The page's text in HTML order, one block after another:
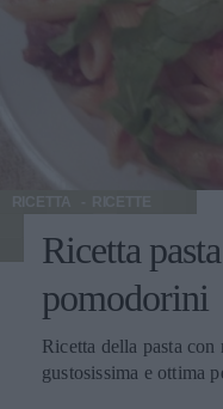
RICETTA
Ricetta
pomodorini
Ricetta della pasta
gustosissima e ottima